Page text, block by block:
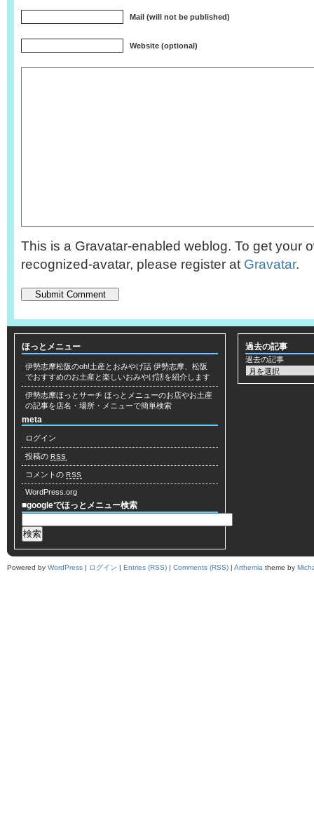
Mail (will not be published)
Website (optional)
This is a Gravatar-enabled weblog. To get your
recognized-avatar, please register at Gravatar.
ほっとメニュー
伊勢志摩松阪のoh!土産とおみやげ話 伊勢志摩、松阪
でおすすめのお土産と楽しいおみやげ話を紹介します
伊勢志摩ほっとサーチ ほっとメニューのお店やお土産
の記事を店名・場所・メニューで簡単検索
meta
ログイン
投稿の RSS
コメントの RSS
WordPress.org
■googleでほっとメニュー検索
過去の記事
過去の記事
Powered by WordPress | ログイン | Entries (RSS) | Comments (RSS) | Arthemia theme by